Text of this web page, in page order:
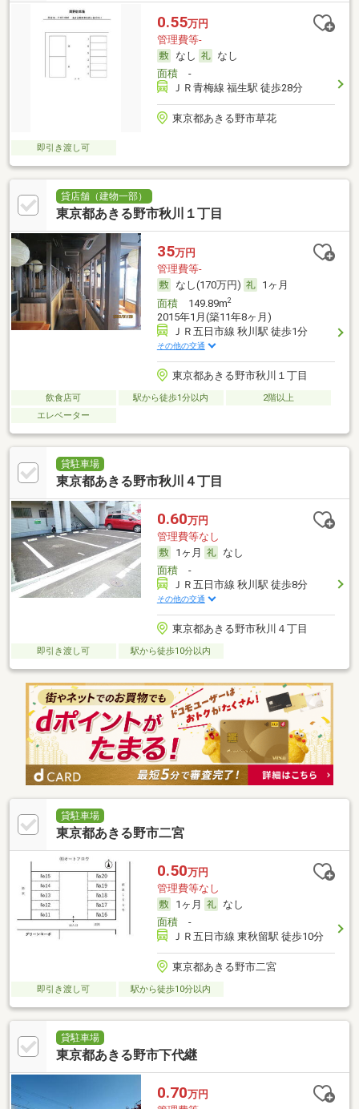
0.55万円
管理費等-
なし
なし
面積-
ＪＲ青梅線 福生駅 徒歩28分
東京都あきる野市草花
即引き渡し可
貸店舗（建物一部）
東京都あきる野市秋川１丁目
35万円
管理費等-
なし(170万円)
1ヶ月
面積149.89m2
2015年1月(築11年8ヶ月)
ＪＲ五日市線 秋川駅 徒歩1分
その他の交通
東京都あきる野市秋川１丁目
飲食店可 駅から徒歩1分以内
2階以上
エレベーター
貸駐車場
東京都あきる野市秋川４丁目
0.60万円
管理費等なし
1ヶ月
なし
面積-
ＪＲ五日市線 秋川駅 徒歩8分
その他の交通
東京都あきる野市秋川４丁目
即引き渡し可 駅から徒歩10分以内
貸駐車場
東京都あきる野市二宮
0.50万円
管理費等なし
1ヶ月
なし
面積-
ＪＲ五日市線 東秋留駅 徒歩10分
東京都あきる野市二宮
即引き渡し可 駅から徒歩10分以内
貸駐車場
東京都あきる野市下代継
0.70万円